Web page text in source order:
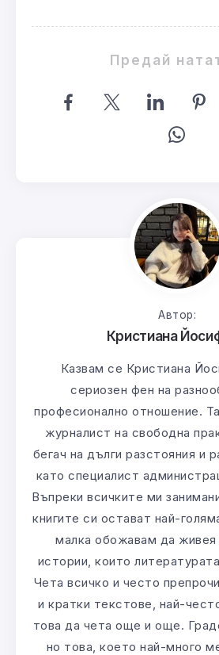
Предай
Автор:
Кристиана
Казвам се Кристиана
сериозен фен на
професионално отношение.
журналист на свободна
бегач на дълги разстояния и
като специалист
Въпреки всичките ми
книгите си остават най-
малка обожавам да живея
истории, които
Чета всичко и често
и кратки текстове, най-
това да чета още и още.
но това, което най-много